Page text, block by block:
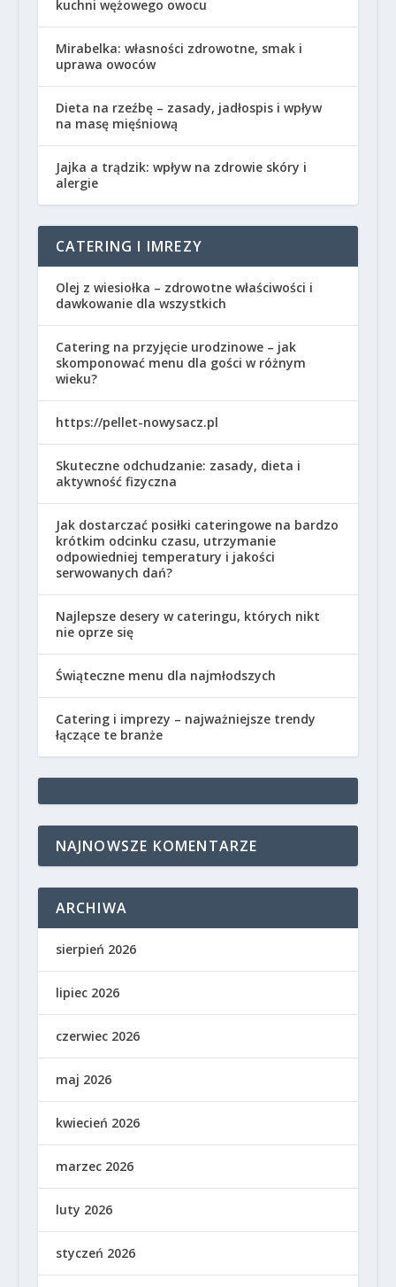
kuchni wężowego owocu
Mirabelka: własności zdrowotne, smak i
uprawa owoców
Dieta na rzeźbę – zasady, jadłospis i wpływ
na masę mięśniową
Jajka a trądzik: wpływ na zdrowie skóry i
alergie
CATERING I IMREZY
Olej z wiesiołka – zdrowotne właściwości i
dawkowanie dla wszystkich
Catering na przyjęcie urodzinowe – jak
skomponować menu dla gości w różnym
wieku?
https://pellet-nowysacz.pl
Skuteczne odchudzanie: zasady, dieta i
aktywność fizyczna
Jak dostarczać posiłki cateringowe na bardzo
krótkim odcinku czasu, utrzymanie
odpowiedniej temperatury i jakości
serwowanych dań?
Najlepsze desery w cateringu, których nikt
nie oprze się
Świąteczne menu dla najmłodszych
Catering i imprezy – najważniejsze trendy
łączące te branże
NAJNOWSZE KOMENTARZE
ARCHIWA
sierpień 2026
lipiec 2026
czerwiec 2026
maj 2026
kwiecień 2026
marzec 2026
luty 2026
styczeń 2026